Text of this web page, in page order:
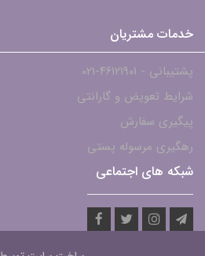
خدمات مشتریان
پشتیبانی - ۴۶۱۲۱۹۰۱-021
شرایط تعویض و گارانتی
پیگیری سفارش
رهگیری مرسوله پستی
شبکه های اجتماعی